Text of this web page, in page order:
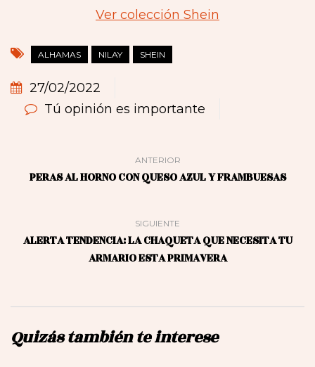
Ver colección Shein
ALHAMAS NILAY SHEIN
27/02/2022
Tú opinión es importante
ANTERIOR
PERAS AL HORNO CON QUESO AZUL Y FRAMBUESAS
SIGUIENTE
ALERTA TENDENCIA: LA CHAQUETA QUE NECESITA TU
ARMARIO ESTA PRIMAVERA
Quizás también te interese